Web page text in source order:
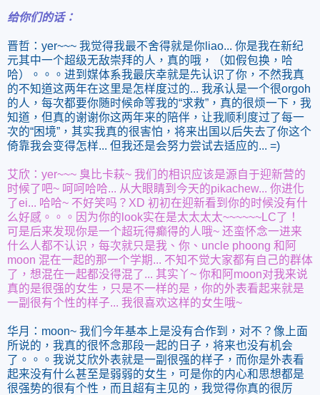
给你们的话：
晋哲：yer~~~ 我觉得我最不舍得就是你liao... 你是我在新纪
元其中一个超级无敌崇拜的人，真的哦，（如假包换，哈
哈）。。。进到媒体系我最庆幸就是先认识了你，不然我真
的不知道这两年在这里是怎样度过的... 我承认是一个很orgoh
的人，每次都要你随时候命等我的“求救”，真的很烦一下，我
知道，但真的谢谢你这两年来的陪伴，让我顺利度过了每一
次的“困境”，其实我真的很害怕，将来出国以后失去了你这个
倚靠我会变得怎样... 但我还是会努力尝试去适应的... =)
艾欣：yer~~~ 臭比卡萩~ 我们的相识应该是源自于迎新营的
时候了吧~ 呵呵哈哈... 从大眼睛到今天的pikachew... 你进化
了ei... 哈哈~ 不好笑吗？XD 初初在迎新看到你的时候没有什
么好感。。。因为你的look实在是太太太太~~~~~~LC了！
可是后来发现你是一个超玩得癫得的人哦~ 还蛮怀念一进来
什么人都不认识，每次就只是我、你、uncle phoong 和阿
moon 混在一起的那一个学期... 不知不觉大家都有自己的群体
了，想混在一起都没得混了... 其实丫~ 你和阿moon对我来说
真的是很强的女生，只是不一样的是，你的外表看起来就是
一副很有个性的样子... 我很喜欢这样的女生哦~
华月：moon~ 我们今年基本上是没有合作到，对不？像上面
所说的，我真的很怀念那段一起的日子，将来也没有机会
了。。。我说艾欣外表就是一副很强的样子，而你是外表看
起来没有什么甚至是弱弱的女生，可是你的内心和思想都是
很强势的很有个性，而且超有主见的，我觉得你真的很厉